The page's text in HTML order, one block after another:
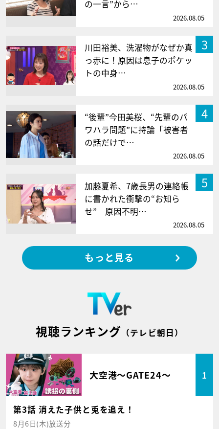
の一言”から…
2026.08.05
3
川田裕美、洗濯物がなぜか真
っ赤に！原因は息子のポケッ
トの中身…
2026.08.05
4
“後輩”今田美桜、“先輩のパ
ワハラ問題”に持論「被害者
の話だけで…
2026.08.05
5
加藤夏希、7歳長男の連絡帳
に書かれた衝撃の“お知ら
せ” 原因不明…
2026.08.05
もっと見る
視聴ランキング （テレビ朝日）
大空港～GATE24～ 1
第3話 消えた子供と兎を追え！
8月6日(木)放送分